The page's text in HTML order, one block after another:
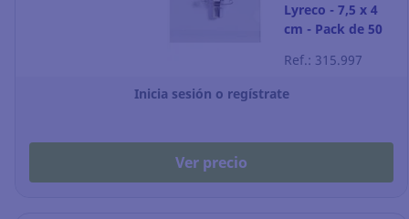
Lyreco - 7,5 x 4
cm - Pack de 50
Ref.: 315.997
Inicia sesión o regístrate
Ver precio